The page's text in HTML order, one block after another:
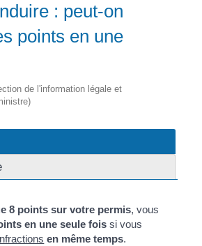
: peut-on
points en une
de l'information légale et
8 points sur votre permis, vous
en une seule fois si vous
en même temps.